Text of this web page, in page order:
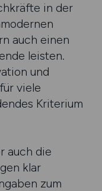
in der
auch einen
leisten.
und
viele
Kriterium
auch die
klar
zum